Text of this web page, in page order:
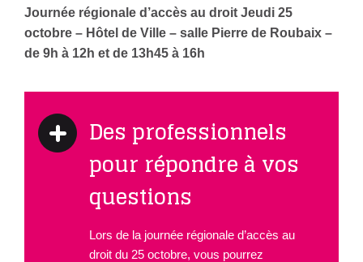
Journée régionale d’accès au droit Jeudi 25
octobre – Hôtel de Ville – salle Pierre de Roubaix –
de 9h à 12h et de 13h45 à 16h
Des professionnels
pour répondre à vos
questions
Lors de la journée régionale d’accès au
droit du 25 octobre, vous pourrez